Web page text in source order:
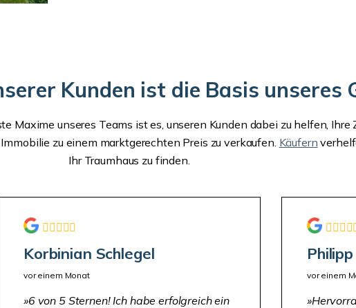
Kunden ist die Basis unseres
Maxime unseres Teams ist es, unseren Kunden dabei zu helfen,
zu einem marktgerechten Preis zu verkaufen. Käufern
Ihr Traumhaus zu finden.
Korbinian Schlegel
vor einem Monat
6 von 5 Sternen! Ich habe erfolgreich ein
vor einem